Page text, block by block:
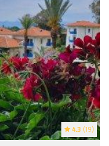
4.3 (19)